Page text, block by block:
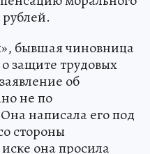
бывшая чиновница
защите трудовых
об
не по
написала его под
стороны
она просила